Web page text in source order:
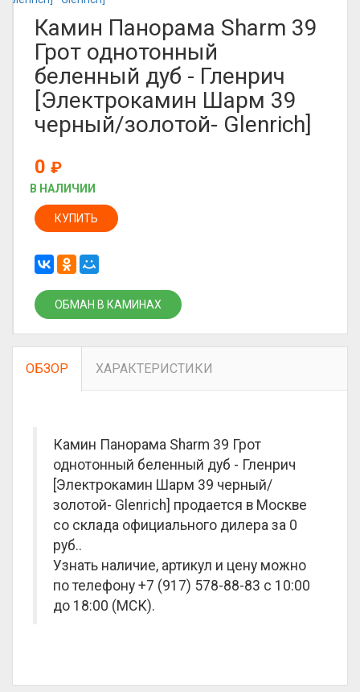
Камин Панорама Sharm 39
Грот однотонный
беленный дуб - Гленрич
[Электрокамин Шарм 39
черный/золотой- Glenrich]
0 ₽
В НАЛИЧИИ
КУПИТЬ
ОБМАН В КАМИНАХ
ОБЗОР ХАРАКТЕРИСТИКИ
Камин Панорама Sharm 39 Грот
однотонный беленный дуб - Гленрич
[Электрокамин Шарм 39 черный/
золотой- Glenrich] продается в Москве
со склада официального дилера за 0
руб..
Узнать наличие, артикул и цену можно
по телефону +7 (917) 578-88-83 с 10:00
до 18:00 (МСК).